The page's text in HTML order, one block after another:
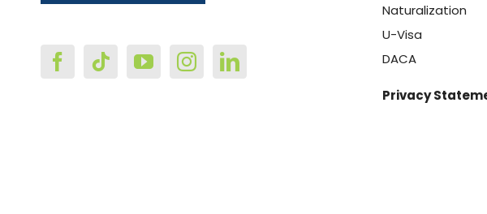
Naturalization
U-Visa
DACA
Privacy